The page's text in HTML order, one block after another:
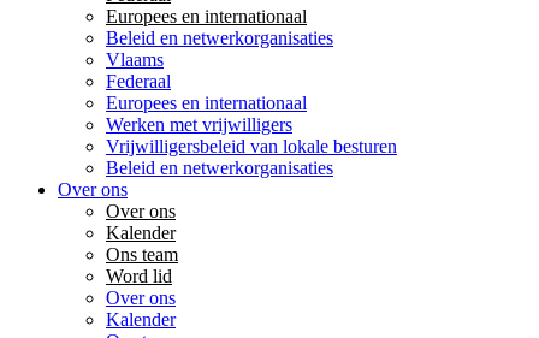
Europees en internationaal
Beleid en netwerkorganisaties
Vlaams
Federaal
Europees en internationaal
Werken met vrijwilligers
Vrijwilligersbeleid van lokale besturen
Beleid en netwerkorganisaties
Over ons
Over ons
Kalender
Ons team
Word lid
Over ons
Kalender